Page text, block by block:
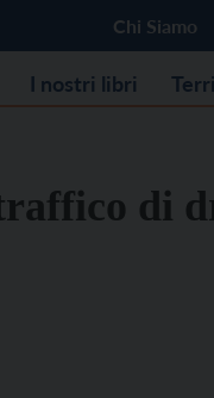
Chi Siamo
I nostri libri
di